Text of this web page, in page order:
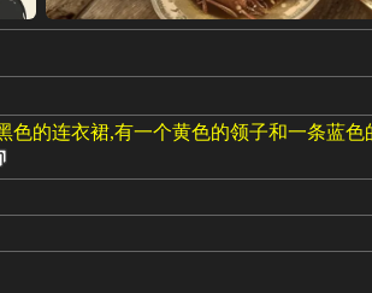
的连衣裙,有一个黄色的领子和一条蓝